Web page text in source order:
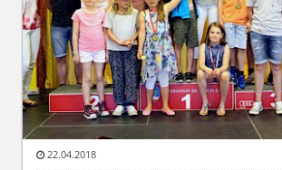
22.04.2018